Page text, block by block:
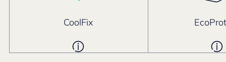
CoolFix